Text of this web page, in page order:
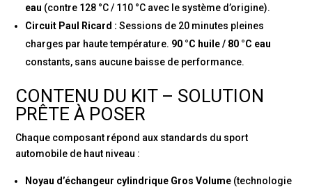
eau (contre 128 °C / 110 °C avec le système d’origine).
Circuit Paul Ricard : Sessions de 20 minutes pleines
charges par haute température. 90 °C huile / 80 °C eau
constants, sans aucune baisse de performance.
CONTENU DU KIT – SOLUTION
PRÊTE À POSER
Chaque composant répond aux standards du sport
automobile de haut niveau :
Noyau d’échangeur cylindrique Gros Volume (technologie